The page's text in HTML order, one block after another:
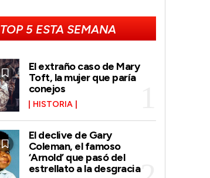
TOP 5 ESTA SEMANA
El extraño caso de Mary
Toft, la mujer que paría
conejos
HISTORIA
El declive de Gary
Coleman, el famoso
‘Arnold’ que pasó del
estrellato a la desgracia